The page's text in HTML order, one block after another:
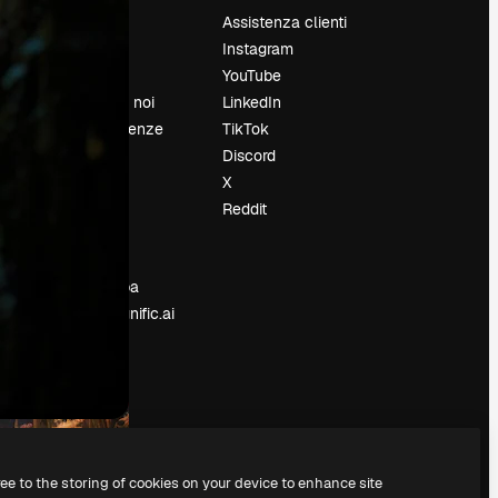
Lavora con noi
Cerca tendenze
Sala stampa
Cerchi magnific.ai
Assistenza clienti
Instagram
YouTube
LinkedIn
TikTok
Discord
X
Reddit
to the storing of cookies on your device to enhance site